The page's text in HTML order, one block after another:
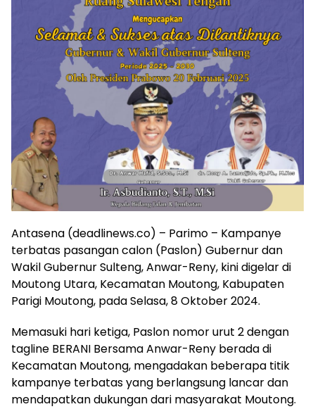
Antasena (deadlinews.co) – Parimo – Kampanye
terbatas pasangan calon (Paslon) Gubernur dan
Wakil Gubernur Sulteng, Anwar-Reny, kini digelar di
Moutong Utara, Kecamatan Moutong, Kabupaten
Parigi Moutong, pada Selasa, 8 Oktober 2024.
Memasuki hari ketiga, Paslon nomor urut 2 dengan
tagline BERANI Bersama Anwar-Reny berada di
Kecamatan Moutong, mengadakan beberapa titik
kampanye terbatas yang berlangsung lancar dan
mendapatkan dukungan dari masyarakat Moutong.